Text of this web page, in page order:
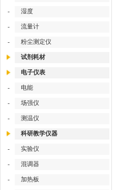
- 湿度
- 流量计
- 粉尘测定仪
试剂耗材
电子仪表
- 电能
- 场强仪
- 测温仪
科研教学仪器
- 实验仪
- 混调器
- 加热板